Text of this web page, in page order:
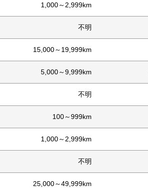
1,000～2,999km
不明
15,000～19,999km
5,000～9,999km
不明
100～999km
1,000～2,999km
不明
25,000～49,999km